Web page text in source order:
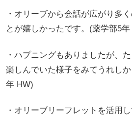
・オリーブから会話が広がり多
とが嬉しかったです。(薬学部5年
・ハプニングもありましたが、
楽しんでいた様子をみてうれし
年 HW)
・オリーブリーフレットを活用